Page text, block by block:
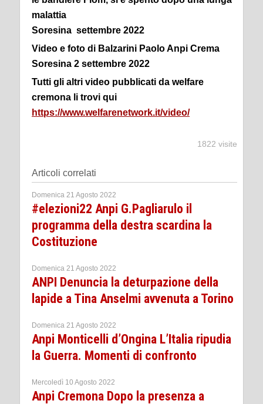
malattia
Soresina settembre 2022
Video e foto di Balzarini Paolo Anpi Crema
Soresina 2 settembre 2022
Tutti gli altri video pubblicati da welfare
cremona li trovi qui
https://www.welfarenetwork.it/video/
1822 visite
Articoli correlati
Domenica 21 Agosto 2022
#elezioni22 Anpi G.Pagliarulo il
programma della destra scardina la
Costituzione
Domenica 21 Agosto 2022
ANPI Denuncia la deturpazione della
lapide a Tina Anselmi avvenuta a Torino
Domenica 21 Agosto 2022
Anpi Monticelli d’Ongina L’Italia ripudia
la Guerra. Momenti di confronto
Mercoledì 10 Agosto 2022
Anpi Cremona Dopo la presenza a